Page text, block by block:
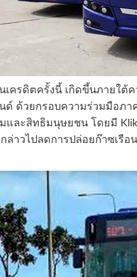
ครดิตครั้งนี้ เกิดขึ้นภายใต้
ด์ ด้วยกรอบความร่วมมือภ
ละสิทธิมนุษยชน โดยมี Klik
ล่าวไปลดการปล่อยก๊าซเรื